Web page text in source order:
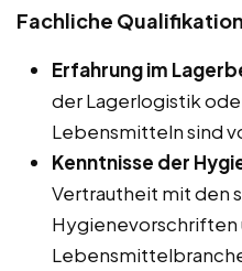
Fachliche
Erfahrung im
der Lagerlogistik
Lebensmitteln sind
Kenntnisse der
Vertrautheit mit den
Hygienevorschriften